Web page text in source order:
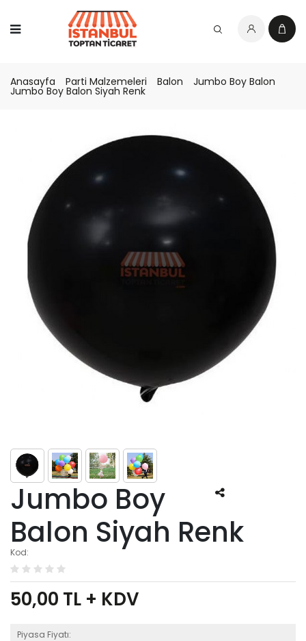
Anasayfa Parti Malzemeleri Balon Jumbo Boy Balon
Jumbo Boy Balon Siyah Renk
Jumbo Boy
Balon Siyah Renk
Kod:
50,00 TL + KDV
Piyasa Fiyatı: